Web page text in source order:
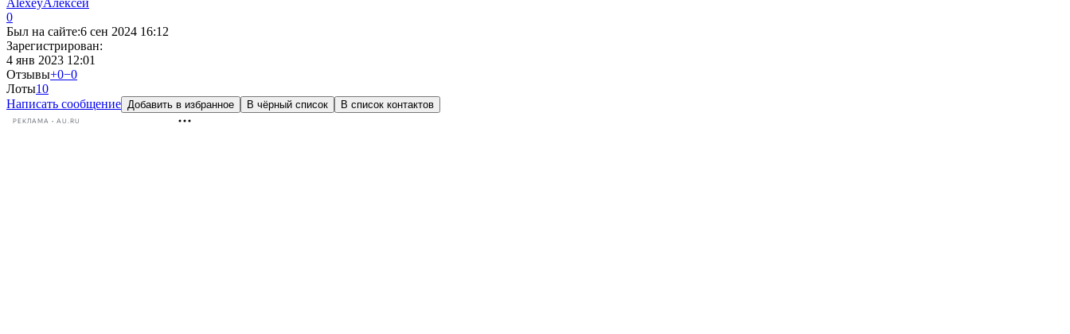
AlexeyАлексей
0
Был на сайте:6 сен 2024 16:12
Зарегистрирован:
4 янв 2023 12:01
Отзывы+0−0
Лоты10
Написать сообщение Добавить в избранное В чёрный список В список контактов
РЕКЛАМА • AU.RU